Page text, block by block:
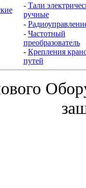
- Тали
ручные
-
- Частотный
преобразователь
- Крепления
путей